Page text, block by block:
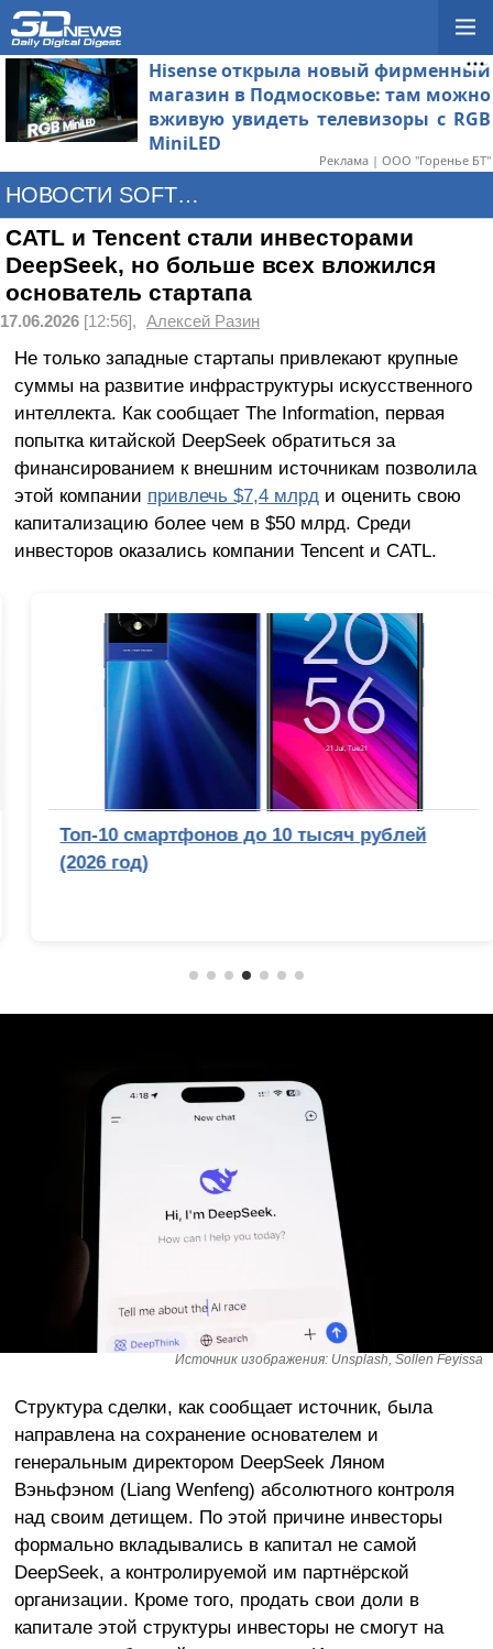
Hisense открыла новый фирменный
магазин в Подмосковье: там можно
вживую увидеть телевизоры с RGB
MiniLED
Реклама | ООО "Горенье БТ"
НОВОСТИ SOFTWARE
CATL и Tencent стали инвесторами
DeepSeek, но больше всех вложился
основатель стартапа
17.06.2026 [12:56], Алексей Разин
Не только западные стартапы привлекают крупные
суммы на развитие инфраструктуры искусственного
интеллекта. Как сообщает The Information, первая
попытка китайской DeepSeek обратиться за
финансированием к внешним источникам позволила
этой компании привлечь $7,4 млрд и оценить свою
капитализацию более чем в $50 млрд. Среди
инвесторов оказались компании Tencent и CATL.
Топ-10 смартфонов до 10 тысяч рублей
(2026 год)
Источник изображения: Unsplash, Sollen Feyissa
Структура сделки, как сообщает источник, была
направлена на сохранение основателем и
генеральным директором DeepSeek Ляном
Вэньфэном (Liang Wenfeng) абсолютного контроля
над своим детищем. По этой причине инвесторы
формально вкладывались в капитал не самой
DeepSeek, а контролируемой им партнёрской
организации. Кроме того, продать свои доли в
капитале этой структуры инвесторы не смогут на